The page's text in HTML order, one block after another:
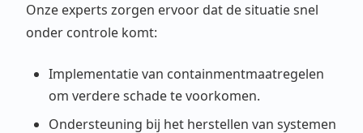
Onze experts zorgen ervoor dat de situatie snel
onder controle komt:
Implementatie van containmentmaatregelen
om verdere schade te voorkomen.
Ondersteuning bij het herstellen van systemen